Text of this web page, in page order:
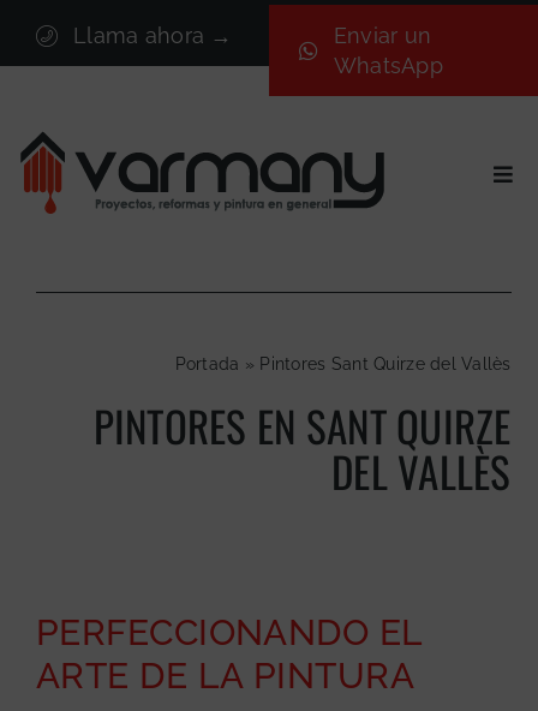
contenido
Llama ahora →
Enviar un
WhatsApp
Sectores
Nosotros
Portada » Pintores Sant Quirze del Vallès
PINTORES EN SANT QUIRZE
DEL VALLÈS
PERFECCIONANDO EL
ARTE DE LA PINTURA